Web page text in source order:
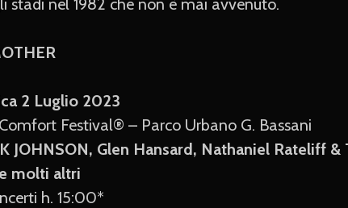
stadi nel 1982 che non è mai avvenuto.
2 Luglio 2023
Festival® – Parco Urbano G. Bassani
JOHNSON, Glen Hansard, Nathaniel Rateliff
molti altri
h. 15:00*